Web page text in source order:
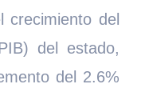
del
del estado,
del 2.6%